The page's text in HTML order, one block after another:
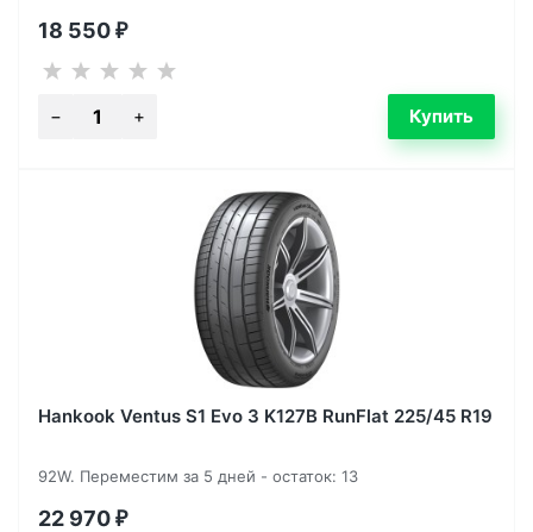
18 550 ₽
Hankook Ventus S1 Evo 3 K127B RunFlat 225/45 R19
92W. Переместим за 5 дней - остаток: 13
22 970 ₽